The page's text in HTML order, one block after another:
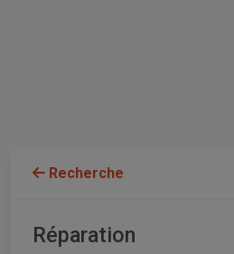
Recherche
Réparation